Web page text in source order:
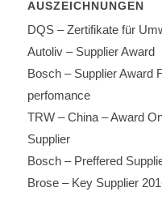
AUSZEICHNUNGEN
DQS – Zertifikate für
Autoliv – Supplier Award
Bosch – Supplier Award
perfomance
TRW – China – Award
Supplier
Bosch – Preffered
Brose – Key Supplier